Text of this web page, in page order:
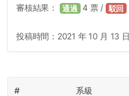
審核結果： 通過 4 票 / 駁回
投稿時間： 2021 年 10 月 13
# 系級